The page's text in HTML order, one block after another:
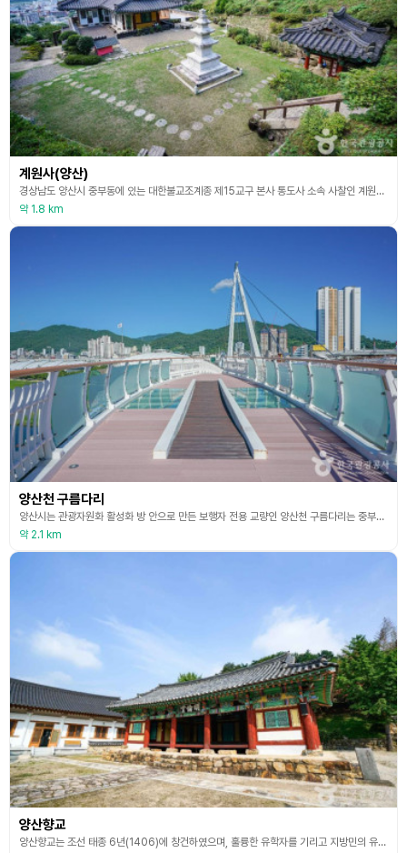
계원사(양산)
경상남도 양산시 중부동에 있는 대한불교조계종 제15교구 본사 통도사 소속 사찰인 계원사는 사찰의 역사를 알 수 있는 문헌 기록은 전하지 않으나, 구전에 따르면 가야시대에 창건되었으며, 조선시대에 폐사되었다가 1924년에 중건된 것으로 파악된다. 사찰의 유래와 관련하여 옛날부터 흥미 있는 이야기가 전해온다. 계원사에서 양산시가지를 향해 서서 왼쪽을 바라다보면 가까운 능선 끝에 바위가 보인다. 이 바위의 이름은 닭바위라고 한다. 옛날에 계원사 아래 삼동리
약 1.8 km
양산천 구름다리
양산시는 관광자원화 활성화 방 안으로 만든 보행자 전용 교량인 양산천 구름다리는 중부동 양산 종합운동장에서 강서동 춘추공원을 연결하는 길이 257m, 너비 3m 규모로 되어있다. 이 교량은 사장교와 ‘언더텐션교’를 복합한 하이브리드교로서 백조 두 마리가 마주 보며 물 위에 앉아 있는 모습을 시각화했다. 이 구름다리에는 주통행로 양쪽으로 설치된 흔들림 체험공간과 보행로 바닥에 설치된 유리체험공간, 장애인이나 노약자가 이용 가능한 엘리베이터 등 특색 있는
약 2.1 km
양산향교
양산향교는 조선 태종 6년(1406)에 창건하였으며, 훌륭한 유학자를 기리고 지방민의 유학교육과 교화를 위하여 나라에서 지은 교육기관이었다. 1864년에 크게 수리했는데 「양산교지」에 의하면 별 차이가 없는 것으로 추정된다. 1909년 신교육 실시에 발맞추어 이곳에 원명학교를 유림대표들이 설립하여 젊은 청년들을 교육했고, 그 뒤 다시 양산공립보통학교로 바꾸어 사용하다가 양산고등 공민학교와 기술학교로 사용하기도 했다. 건물의 배치는 공부하는 곳인 명륜당과